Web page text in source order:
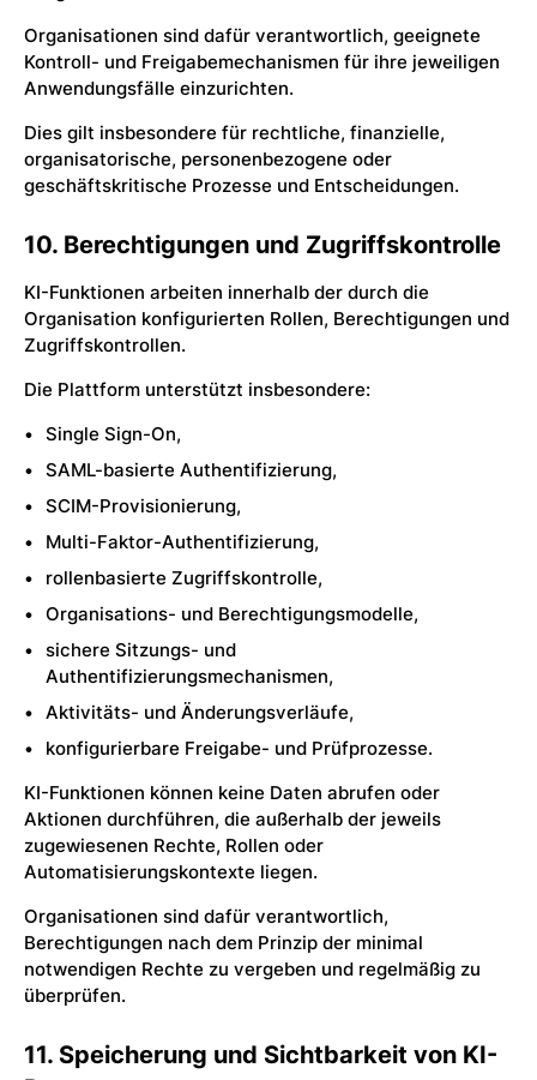
Organisationen sind dafür verantwortlich, geeignete
Kontroll- und Freigabemechanismen für ihre jeweiligen
Anwendungsfälle einzurichten.
Dies gilt insbesondere für rechtliche, finanzielle,
organisatorische, personenbezogene oder
geschäftskritische Prozesse und Entscheidungen.
10. Berechtigungen und Zugriffskontrolle
KI-Funktionen arbeiten innerhalb der durch die
Organisation konfigurierten Rollen, Berechtigungen und
Zugriffskontrollen.
Die Plattform unterstützt insbesondere:
Single Sign-On,
SAML-basierte Authentifizierung,
SCIM-Provisionierung,
Multi-Faktor-Authentifizierung,
rollenbasierte Zugriffskontrolle,
Organisations- und Berechtigungsmodelle,
sichere Sitzungs- und
Authentifizierungsmechanismen,
Aktivitäts- und Änderungsverläufe,
konfigurierbare Freigabe- und Prüfprozesse.
KI-Funktionen können keine Daten abrufen oder
Aktionen durchführen, die außerhalb der jeweils
zugewiesenen Rechte, Rollen oder
Automatisierungskontexte liegen.
Organisationen sind dafür verantwortlich,
Berechtigungen nach dem Prinzip der minimal
notwendigen Rechte zu vergeben und regelmäßig zu
überprüfen.
11. Speicherung und Sichtbarkeit von KI-